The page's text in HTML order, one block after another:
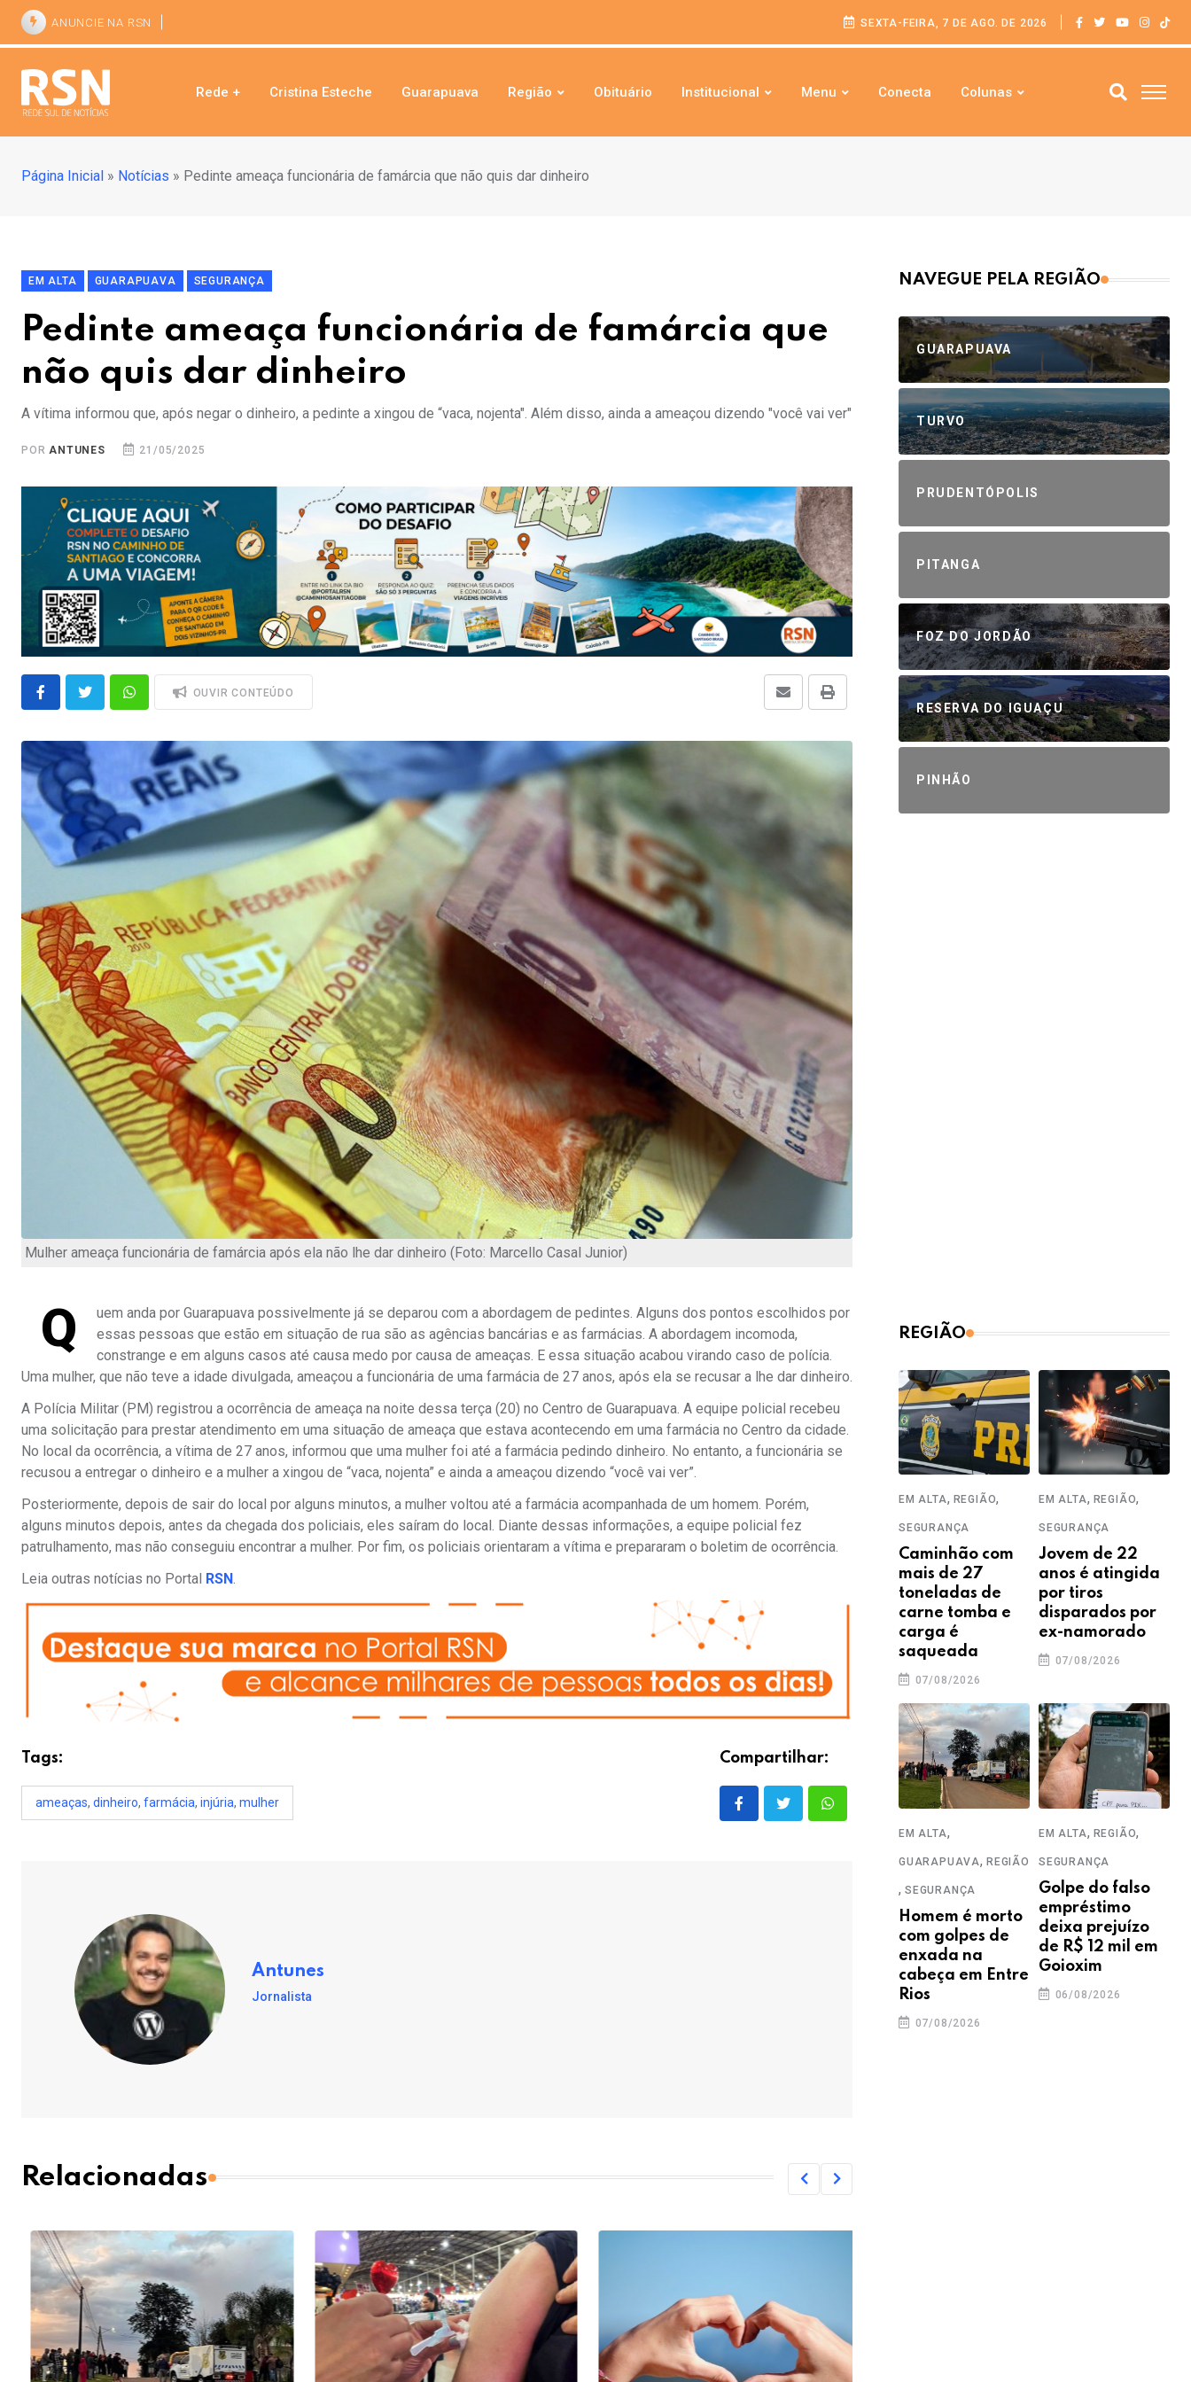
ANUNCIE NA RSN SEXTA-FEIRA, 7 DE AGO. DE 2026
Rede + Cristina Esteche Guarapuava Região Obituário Institucional Menu Conecta Colunas
Página Inicial » Notícias » Pedinte ameaça funcionária de famárcia que não quis dar dinheiro
EM ALTA GUARAPUAVA SEGURANÇA
Pedinte ameaça funcionária de famárcia que
não quis dar dinheiro
A vítima informou que, após negar o dinheiro, a pedinte a xingou de “vaca, nojenta". Além disso, ainda a ameaçou dizendo "você vai ver"
PORANTUNES 21/05/2025
OUVIR CONTEÚDO
Mulher ameaça funcionária de famárcia após ela não lhe dar dinheiro (Foto: Marcello Casal Junior)
Q
uem anda por Guarapuava possivelmente já se deparou com a abordagem de pedintes. Alguns dos pontos escolhidos por
essas pessoas que estão em situação de rua são as agências bancárias e as farmácias. A abordagem incomoda,
constrange e em alguns casos até causa medo por causa de ameaças. E essa situação acabou virando caso de polícia.
Uma mulher, que não teve a idade divulgada, ameaçou a funcionária de uma farmácia de 27 anos, após ela se recusar a lhe dar dinheiro.
A Polícia Militar (PM) registrou a ocorrência de ameaça na noite dessa terça (20) no Centro de Guarapuava. A equipe policial recebeu
uma solicitação para prestar atendimento em uma situação de ameaça que estava acontecendo em uma farmácia no Centro da cidade.
No local da ocorrência, a vítima de 27 anos, informou que uma mulher foi até a farmácia pedindo dinheiro. No entanto, a funcionária se
recusou a entregar o dinheiro e a mulher a xingou de “vaca, nojenta” e ainda a ameaçou dizendo “você vai ver”.
Posteriormente, depois de sair do local por alguns minutos, a mulher voltou até a farmácia acompanhada de um homem. Porém,
alguns minutos depois, antes da chegada dos policiais, eles saíram do local. Diante dessas informações, a equipe policial fez
patrulhamento, mas não conseguiu encontrar a mulher. Por fim, os policiais orientaram a vítima e prepararam o boletim de ocorrência.
Leia outras notícias no Portal RSN.
Tags:
ameaças, dinheiro, farmácia, injúria, mulher
Compartilhar:
Antunes
Jornalista
Relacionadas
NAVEGUE PELA REGIÃO
GUARAPUAVA
TURVO
PRUDENTÓPOLIS
PITANGA
FOZ DO JORDÃO
RESERVA DO IGUAÇU
PINHÃO
REGIÃO
EM ALTA, REGIÃO,
SEGURANÇA
Caminhão com
mais de 27
toneladas de
carne tomba e
carga é
saqueada
07/08/2026
EM ALTA, REGIÃO,
SEGURANÇA
Jovem de 22
anos é atingida
por tiros
disparados por
ex-namorado
07/08/2026
EM ALTA,
GUARAPUAVA, REGIÃO
, SEGURANÇA
Homem é morto
com golpes de
enxada na
cabeça em Entre
Rios
07/08/2026
EM ALTA, REGIÃO,
SEGURANÇA
Golpe do falso
empréstimo
deixa prejuízo
de R$ 12 mil em
Goioxim
06/08/2026